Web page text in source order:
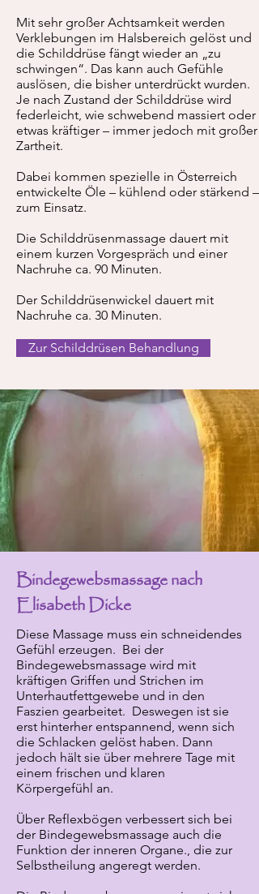
Mit sehr großer Achtsamkeit werden
Verklebungen im Halsbereich gelöst und
die Schilddrüse fängt wieder an „zu
schwingen“. Das kann auch Gefühle
auslösen, die bisher unterdrückt wurden.
Je nach Zustand der Schilddrüse wird
federleicht, wie schwebend massiert oder
etwas kräftiger – immer jedoch mit großer
Zartheit.
Dabei kommen spezielle in Österreich
entwickelte Öle – kühlend oder stärkend –
zum Einsatz.
Die Schilddrüsenmassage dauert mit
einem kurzen Vorgespräch und einer
Nachruhe ca. 90 Minuten.
Der Schilddrüsenwickel dauert mit
Nachruhe ca. 30 Minuten.
Zur Schilddrüsen Behandlung
Bindegewebsmassage nach
Elisabeth Dicke
Diese Massage muss ein schneidendes
Gefühl erzeugen. Bei der
Bindegewebsmassage wird mit
kräftigen Griffen und Strichen im
Unterhautfettgewebe und in den
Faszien gearbeitet. Deswegen ist sie
erst hinterher entspannend, wenn sich
die Schlacken gelöst haben. Dann
jedoch hält sie über mehrere Tage mit
einem frischen und klaren
Körpergefühl an.
Über Reflexbögen verbessert sich bei
der Bindegewebsmassage auch die
Funktion der inneren Organe., die zur
Selbstheilung angeregt werden.